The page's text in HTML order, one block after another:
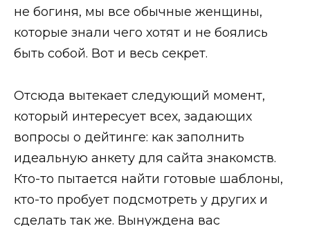
не богиня, мы все обычные женщины,
которые знали чего хотят и не боялись
быть собой. Вот и весь секрет.
Отсюда вытекает следующий момент,
который интересует всех, задающих
вопросы о дейтинге: как заполнить
идеальную анкету для сайта знакомств.
Кто-то пытается найти готовые шаблоны,
кто-то пробует подсмотреть у других и
сделать так же. Вынуждена вас